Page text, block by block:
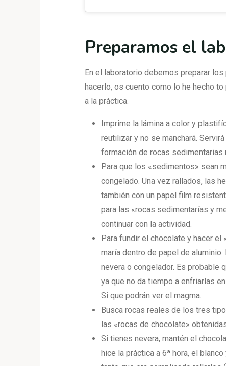
Preparamos el
En el laboratorio debemos preparar
hacerlo, os cuento como lo he hecho
a la práctica.
Imprime la lámina a color y
reutilizar y no se manchará.
formación de rocas sedimentarias
Para que los «sedimentos» sean
congelado. Una vez rallados, las
también con un papel film
para las «rocas sedimentarías y
continuar con la actividad.
Para fundir el chocolate y hacer el
maría dentro de papel de
nevera o congelador. Es probable
ya que no da tiempo a enfriarlas
Si que podrán ver el magma.
Busca rocas reales de los tres
las «rocas de chocolate»
Si tienes nevera, mantén el
hice la práctica a 6ª hora, el